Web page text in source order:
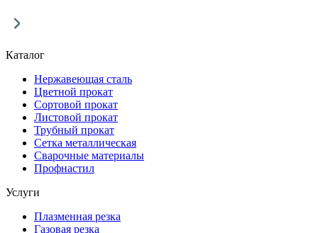
Каталог
Нержавеющая сталь
Цветной прокат
Сортовой прокат
Листовой прокат
Трубный прокат
Сетка металлическая
Сварочные материалы
Профнастил
Услуги
Плазменная резка
Газовая резка